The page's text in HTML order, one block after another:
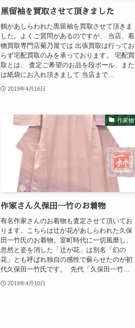
黒留袖を買取させて頂きました
鶴があしらわれた黒留袖を買取させて頂きま
した。よくご質問があるのですが、 当店、着
物買取専門店菊乃屋では 出張買取は行ってお
らず宅配買取のみを承っております。 宅配買
取とは、 査定ご希望のお品を段ボール、また
は紙袋にお入れ頂きまして 当店まで...
2019年4月16日
作家物
作家さん久保田一竹のお着物
有名作家さんのお着物も査定させて頂いてお
ります。こちらは辻が花があしらわれた久保
田一竹氏のお着物。室町時代に一切風靡し、
忽然と姿を消した「辻が花」は別名「幻の
花」とも呼ばれ独自の感性で蘇らせたのが初
代久保田一竹氏です。 先代「久保田一竹...
2019年4月10日